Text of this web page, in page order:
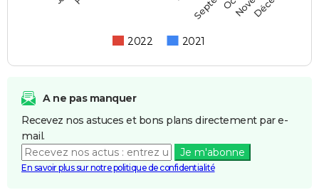
2022 2021
A ne pas manquer
Recevez nos astuces et bons plans directement par e-
mail.
Je m'abonne
En savoir plus sur notre politique de confidentialité